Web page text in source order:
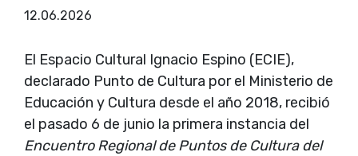
12.06.2026
El Espacio Cultural Ignacio Espino (ECIE),
declarado Punto de Cultura por el Ministerio de
Educación y Cultura desde el año 2018, recibió
el pasado 6 de junio la primera instancia del
Encuentro Regional de Puntos de Cultura del